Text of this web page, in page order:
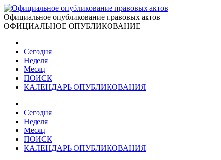
Официальное опубликование правовых актов
ОФИЦИАЛЬНОЕ ОПУБЛИКОВАНИЕ
Сегодня
Неделя
Месяц
ПОИСК
КАЛЕНДАРЬ ОПУБЛИКОВАНИЯ
Сегодня
Неделя
Месяц
ПОИСК
КАЛЕНДАРЬ ОПУБЛИКОВАНИЯ